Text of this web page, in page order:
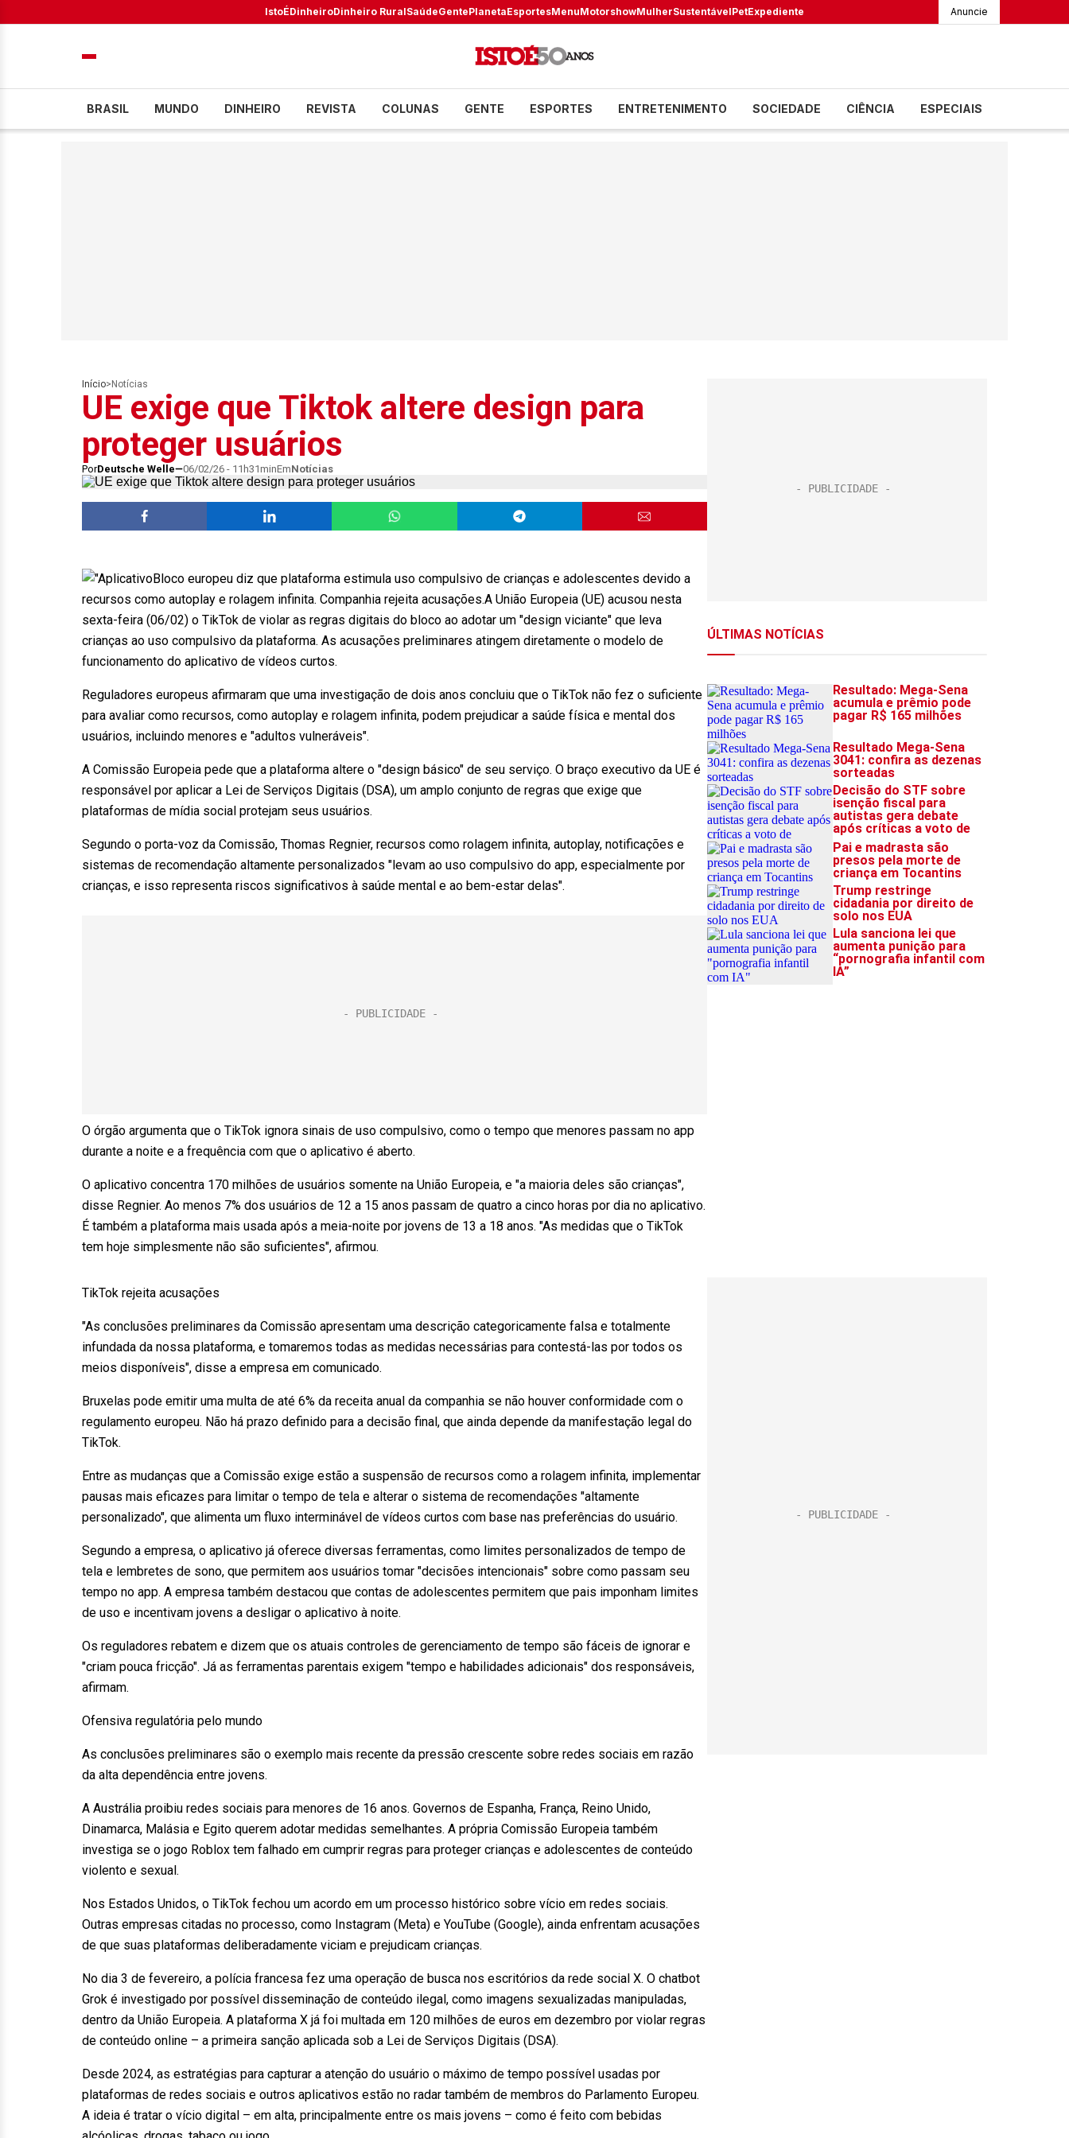
IstoÉDinheiroDinheiro RuralSaúdeGentePlanetaEsportesMenuMotorshowMulherSustentávelPetExpediente Anuncie
BRASIL MUNDO DINHEIRO REVISTA COLUNAS GENTE ESPORTES ENTRETENIMENTO SOCIEDADE CIÊNCIA ESPECIAIS
Início> Notícias
UE exige que Tiktok altere design para
proteger usuários
PorDeutsche Welle 06/02/26 - 11h31minEmNotícias
Bloco europeu diz que plataforma estimula uso compulsivo de crianças e adolescentes devido a
recursos como autoplay e rolagem infinita. Companhia rejeita acusações.A União Europeia (UE) acusou nesta
sexta-feira (06/02) o TikTok de violar as regras digitais do bloco ao adotar um "design viciante" que leva
crianças ao uso compulsivo da plataforma. As acusações preliminares atingem diretamente o modelo de
funcionamento do aplicativo de vídeos curtos.
Reguladores europeus afirmaram que uma investigação de dois anos concluiu que o TikTok não fez o suficiente
para avaliar como recursos, como autoplay e rolagem infinita, podem prejudicar a saúde física e mental dos
usuários, incluindo menores e "adultos vulneráveis".
A Comissão Europeia pede que a plataforma altere o "design básico" de seu serviço. O braço executivo da UE é
responsável por aplicar a Lei de Serviços Digitais (DSA), um amplo conjunto de regras que exige que
plataformas de mídia social protejam seus usuários.
Segundo o porta-voz da Comissão, Thomas Regnier, recursos como rolagem infinita, autoplay, notificações e
sistemas de recomendação altamente personalizados "levam ao uso compulsivo do app, especialmente por
crianças, e isso representa riscos significativos à saúde mental e ao bem-estar delas".
O órgão argumenta que o TikTok ignora sinais de uso compulsivo, como o tempo que menores passam no app
durante a noite e a frequência com que o aplicativo é aberto.
O aplicativo concentra 170 milhões de usuários somente na União Europeia, e "a maioria deles são crianças",
disse Regnier. Ao menos 7% dos usuários de 12 a 15 anos passam de quatro a cinco horas por dia no aplicativo.
É também a plataforma mais usada após a meia-noite por jovens de 13 a 18 anos. "As medidas que o TikTok
tem hoje simplesmente não são suficientes", afirmou.
TikTok rejeita acusações
"As conclusões preliminares da Comissão apresentam uma descrição categoricamente falsa e totalmente
infundada da nossa plataforma, e tomaremos todas as medidas necessárias para contestá-las por todos os
meios disponíveis", disse a empresa em comunicado.
Bruxelas pode emitir uma multa de até 6% da receita anual da companhia se não houver conformidade com o
regulamento europeu. Não há prazo definido para a decisão final, que ainda depende da manifestação legal do
TikTok.
Entre as mudanças que a Comissão exige estão a suspensão de recursos como a rolagem infinita, implementar
pausas mais eficazes para limitar o tempo de tela e alterar o sistema de recomendações "altamente
personalizado", que alimenta um fluxo interminável de vídeos curtos com base nas preferências do usuário.
Segundo a empresa, o aplicativo já oferece diversas ferramentas, como limites personalizados de tempo de
tela e lembretes de sono, que permitem aos usuários tomar "decisões intencionais" sobre como passam seu
tempo no app. A empresa também destacou que contas de adolescentes permitem que pais imponham limites
de uso e incentivam jovens a desligar o aplicativo à noite.
Os reguladores rebatem e dizem que os atuais controles de gerenciamento de tempo são fáceis de ignorar e
"criam pouca fricção". Já as ferramentas parentais exigem "tempo e habilidades adicionais" dos responsáveis,
afirmam.
Ofensiva regulatória pelo mundo
As conclusões preliminares são o exemplo mais recente da pressão crescente sobre redes sociais em razão
da alta dependência entre jovens.
A Austrália proibiu redes sociais para menores de 16 anos. Governos de Espanha, França, Reino Unido,
Dinamarca, Malásia e Egito querem adotar medidas semelhantes. A própria Comissão Europeia também
investiga se o jogo Roblox tem falhado em cumprir regras para proteger crianças e adolescentes de conteúdo
violento e sexual.
Nos Estados Unidos, o TikTok fechou um acordo em um processo histórico sobre vício em redes sociais.
Outras empresas citadas no processo, como Instagram (Meta) e YouTube (Google), ainda enfrentam acusações
de que suas plataformas deliberadamente viciam e prejudicam crianças.
No dia 3 de fevereiro, a polícia francesa fez uma operação de busca nos escritórios da rede social X. O chatbot
Grok é investigado por possível disseminação de conteúdo ilegal, como imagens sexualizadas manipuladas,
dentro da União Europeia. A plataforma X já foi multada em 120 milhões de euros em dezembro por violar regras
de conteúdo online – a primeira sanção aplicada sob a Lei de Serviços Digitais (DSA).
Desde 2024, as estratégias para capturar a atenção do usuário o máximo de tempo possível usadas por
plataformas de redes sociais e outros aplicativos estão no radar também de membros do Parlamento Europeu.
A ideia é tratar o vício digital – em alta, principalmente entre os mais jovens – como é feito com bebidas